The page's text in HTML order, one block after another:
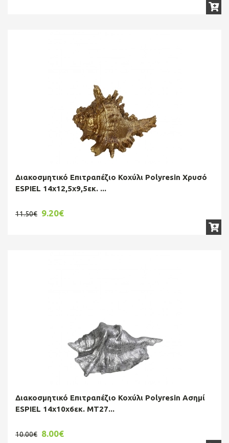
Διακοσμητικό Επιτραπέζιο Κοχύλι Polyresin Χρυσό
ESPIEL 14x12,5x9,5εκ. ...
11.50€ 9.20€
Διακοσμητικό Επιτραπέζιο Κοχύλι Polyresin Ασημί
ESPIEL 14x10x6εκ. MT27...
10.00€ 8.00€